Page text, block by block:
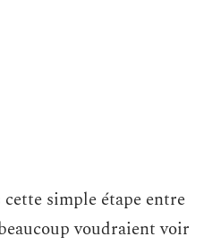
cette simple étape entre
voudraient voir